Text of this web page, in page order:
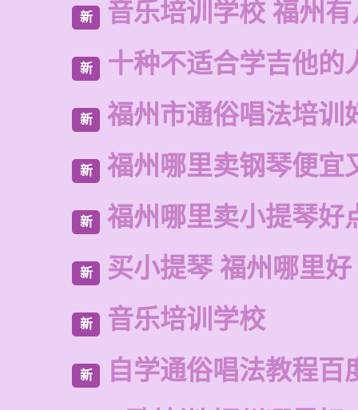
新 音乐培训学校 福州
新 十种不适合学吉他的
新 福州市通俗唱法培训
新 福州哪里卖钢琴便宜
新 福州哪里卖小提琴好
新 买小提琴 福州哪里好
新 音乐培训学校
新 自学通俗唱法教程百